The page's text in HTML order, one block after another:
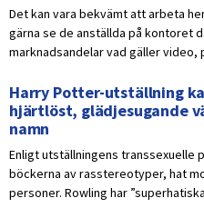
Det kan vara bekvämt att arbeta
gärna se de anställda på kontoret
marknadsandelar vad gäller video,
Harry Potter-utställning
hjärtlöst, glädjesugande
namn
Enligt utställningens transsexuelle
böckerna av rasstereotyper, hat
personer. Rowling har